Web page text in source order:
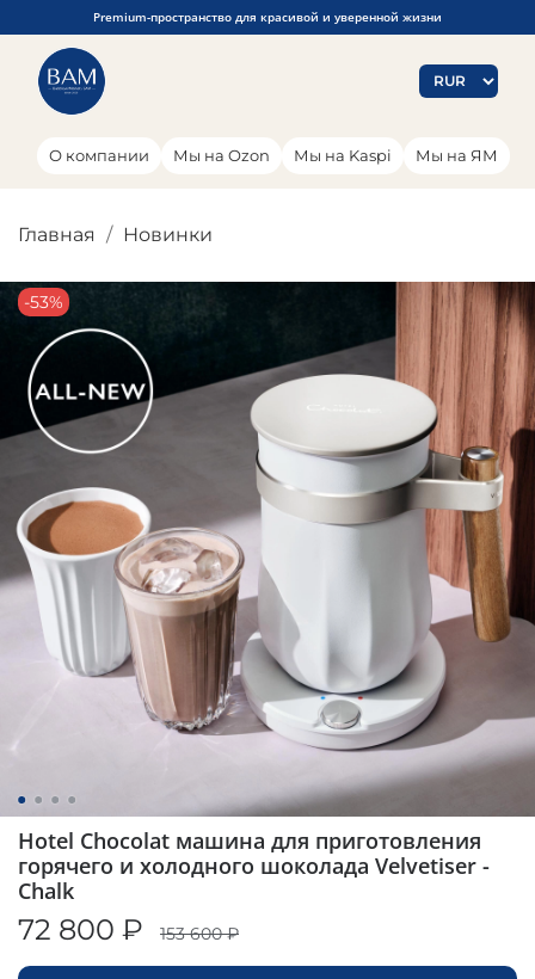
Premium-пространство для красивой и уверенной жизни
О компании Мы на Ozon Мы на Kaspi Мы на ЯМ
Главная Новинки
-53%
Hotel Chocolat машина для приготовления
горячего и холодного шоколада Velvetiser -
Chalk
72 800 ₽ 153 600 ₽